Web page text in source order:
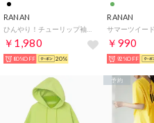
RANAN
￥1,980
80%OFF 20%
RANAN
￥990
92%OFF
予約